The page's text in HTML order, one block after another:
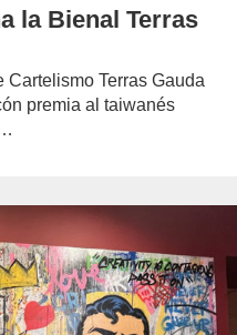
la Bienal Terras
Cartelismo Terras Gauda
premia al taiwanés